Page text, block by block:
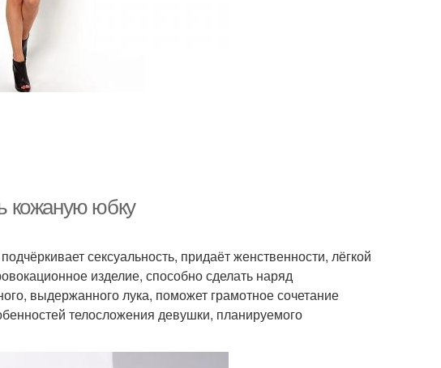
кожаную юбку
сексуальность, придаёт женственности, лёгкой
изделие, способно сделать наряд
выдержанного лука, поможет грамотное сочетание
телосложения девушки, планируемого